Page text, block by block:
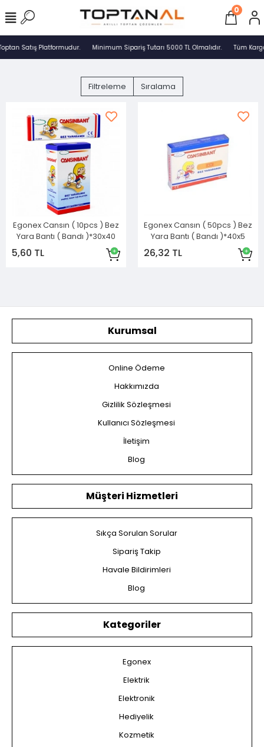
Satış Platformudur. Minimum Sipariş Tutarı 5000 TL Olmalıdır. Tüm
0
Filtreleme Sıralama
Egonex Cansın ( 10pcs ) Bez
Yara Bantı ( Bandı )*30x40
5,60 TL
Egonex Cansın ( 50pcs ) Bez
Yara Bantı ( Bandı )*40x5
26,32 TL
Kurumsal
Online Ödeme
Hakkımızda
Gizlilik Sözleşmesi
Kullanıcı Sözleşmesi
İletişim
Blog
Müşteri Hizmetleri
Sıkça Sorulan Sorular
Sipariş Takip
Havale Bildirimleri
Blog
Kategoriler
Egonex
Elektrik
Elektronik
Hediyelik
Kozmetik